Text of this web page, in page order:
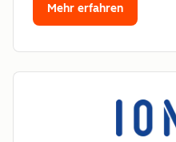
Mehr erfahren